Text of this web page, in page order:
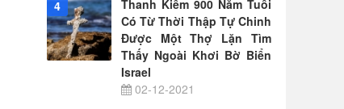
4
Thanh Kiếm 900 Năm Tuổi
Có Từ Thời Thập Tự Chinh
Được Một Thợ Lặn Tìm
Thấy Ngoài Khơi Bờ Biển
Israel
02-12-2021